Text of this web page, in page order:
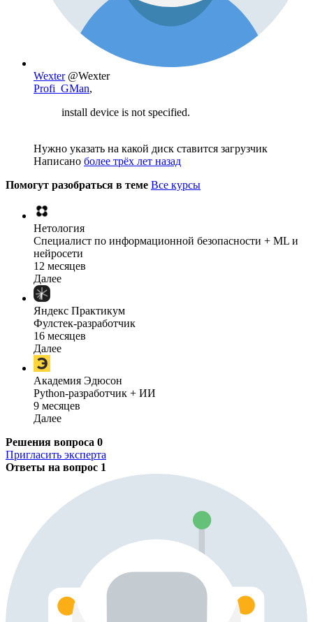
Wexter @Wexter
Profi_GMan,
install device is not specified.
Нужно указать на какой диск ставится загрузчик
Написано более трёх лет назад
Помогут разобраться в теме Все курсы
Нетология
Специалист по информационной безопасности + ML и
нейросети
12 месяцев
Далее
Яндекс Практикум
Фулстек-разработчик
16 месяцев
Далее
Академия Эдюсон
Python-разработчик + ИИ
9 месяцев
Далее
Решения вопроса 0
Пригласить эксперта
Ответы на вопрос 1